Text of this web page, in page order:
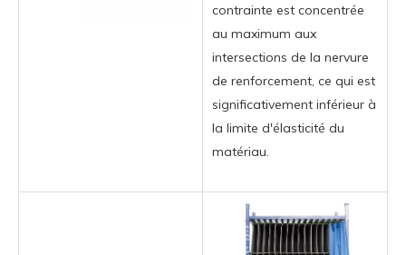
contrainte est concentrée
au maximum aux
intersections de la nervure
de renforcement, ce qui est
significativement inférieur à
la limite d'élasticité du
matériau.